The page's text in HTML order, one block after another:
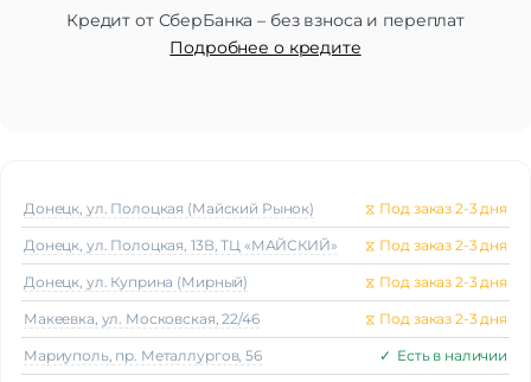
Кредит от СберБанка – без взноса и переплат
Подробнее о кредите
Донецк, ул. Полоцкая (Майский Рынок) ⧖ Под заказ 2-3 дня
Донецк, ул. Полоцкая, 13В, ТЦ «МАЙСКИЙ» ⧖ Под заказ 2-3 дня
Донецк, ул. Куприна (Мирный) ⧖ Под заказ 2-3 дня
Макеeвка, ул. Московская, 22/46 ⧖ Под заказ 2-3 дня
Мариуполь, пр. Металлургов, 56 ✓ Есть в наличии